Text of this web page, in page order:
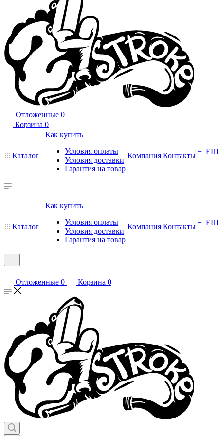
Отложенные 0
Корзина 0
Каталог
Как купить
Условия оплаты
Условия доставки
Гарантия на товар
Компания Контакты +
Каталог
Как купить
Условия оплаты
Условия доставки
Гарантия на товар
Компания Контакты +
Отложенные 0 Корзина 0